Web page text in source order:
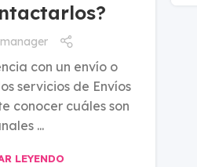
con un envío o
servicios de Envíos
conocer cuáles son
...
LEYENDO